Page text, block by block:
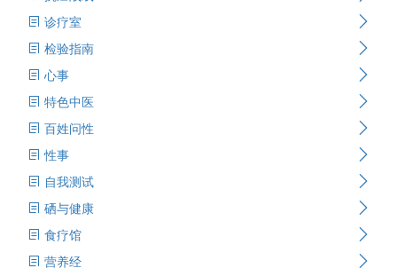
诊疗室
检验指南
心事
特色中医
百姓问性
性事
自我测试
硒与健康
食疗馆
营养经